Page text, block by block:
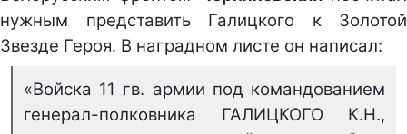
нужным представить Галицкого к Золотой
Звезде Героя. В наградном листе он написал:
«Войска 11 гв. армии под командованием
генерал-полковника ГАЛИЦКОГО К.Н.,